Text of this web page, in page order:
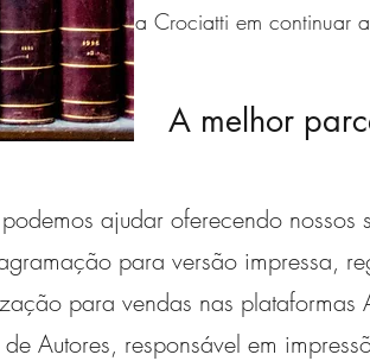
ajudar oferecendo nossos
para versão impressa,
para vendas nas plataformas
Autores, responsável em
A melhor
a Crociatti em continuar